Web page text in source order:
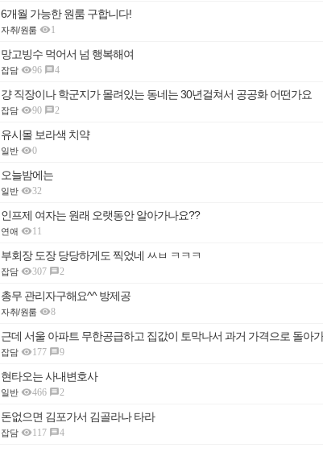
6개월 가능한 원룸 구합니다!
자취/원룸 1
망고빙수 먹어서 넘 행복해여
잡담 96 4
걍 직장이나 학군지가 몰려있는 동네는 30년걸쳐서 공공화 어떤가요
잡담 90 2
유시몰 보라색 치약
일반 0
오늘밤에는
일반 32
인프제 여자는 원래 오랫동안 알아가나요??
연애 11
부회장 도장 당당하게도 찍었네 ㅆㅂ ㅋㅋㅋ
잡담 307 2
총무 관리자구해요^^ 방제공
자취/원룸 8
근데 서울 아파트 무한공급하고 집값이 토막나서 과거 가격으로 돌아
잡담 177 9
현타오는 사내변호사
일반 466 2
돈없으면 김포가서 김골라나 타라
잡담 117 4